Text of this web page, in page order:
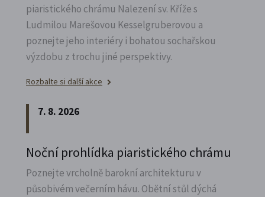
piaristického chrámu Nalezení sv. Kříže s
Ludmilou Marešovou Kesselgruberovou a
poznejte jeho interiéry i bohatou sochařskou
výzdobu z trochu jiné perspektivy.
Rozbalte si další akce
7. 8. 2026
Noční prohlídka piaristického chrámu
Poznejte vrcholně barokní architekturu v
působivém večerním hávu. Obětní stůl dýchá